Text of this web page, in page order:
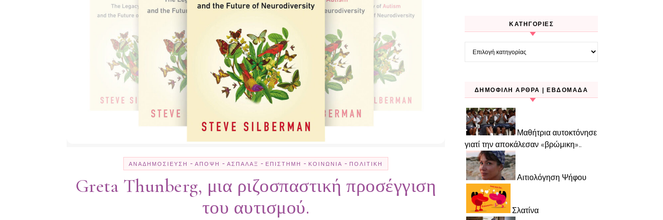
ΑΝΑΔΗΜΟΣΊΕΥΣΗ - ΆΠΟΨΗ - ΑΣΠΆΛΑΞ - ΕΠΙΣΤΉΜΗ - ΚΟΙΝΩΝΊΑ - ΠΟΛΙΤΙΚΉ
Greta Thunberg, μια ριζοσπαστική προσέγγιση
του αυτισμού.
KΑΤΗΓΟΡΊΕΣ
Kατηγορίες
ΔΗΜΟΦΙΛΉ ΆΡΘΡΑ | ΕΒΔΟΜΆΔΑ
Μαθήτρια αυτοκτόνησε
γιατί την αποκάλεσαν «βρώμικη»..
Αιτιολόγηση Ψήφου
Σλατίνα